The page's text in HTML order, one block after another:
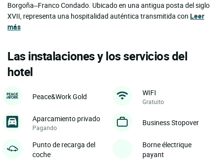
Borgoña–Franco Condado. Ubicado en una antigua posta del siglo
XVII, representa una hospitalidad auténtica transmitida con Leer
más
Las instalaciones y los servicios del
hotel
Peace&Work Gold WIFI
Gratuito
Aparcamiento privado
Pagando
Business Stopover
Punto de recarga del
coche
Borne électrique
payant